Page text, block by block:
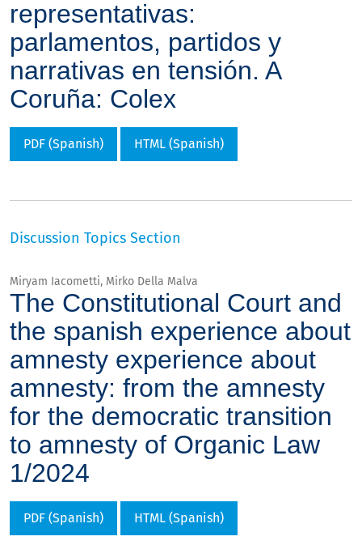
representativas:
parlamentos, partidos y
narrativas en tensión. A
Coruña: Colex
PDF (Spanish) HTML (Spanish)
Discussion Topics Section
Miryam Iacometti, Mirko Della Malva
The Constitutional Court and
the spanish experience about
amnesty experience about
amnesty: from the amnesty
for the democratic transition
to amnesty of Organic Law
1/2024
PDF (Spanish) HTML (Spanish)